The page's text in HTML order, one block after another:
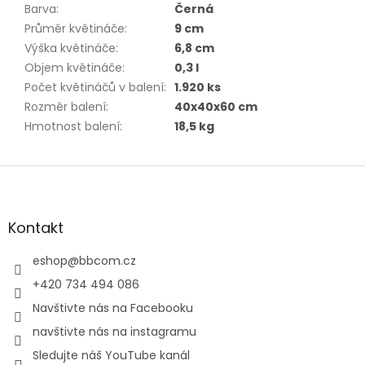
Barva:
Černá
Průměr květináče:
9 cm
Výška květináče:
6,8 cm
Objem květináče:
0,3 l
Počet květináčů v balení: 1.920 ks
Rozměr balení:
40x40x60 cm
Hmotnost balení: 18,5 kg
Z
aKontakt
eshop@bbcom.cz
+420 734 494 086
Navštivte nás na Facebooku
navštivte nás na instagramu
Sledujte náš YouTube kanál